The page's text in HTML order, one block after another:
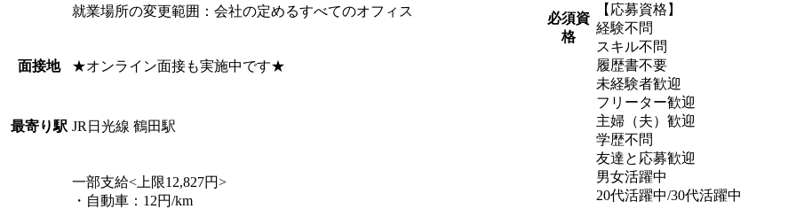
就業場所の変更範囲：会社の定めるすべてのオフィス
面接地 ★オンライン面接も実施中です★
最寄り駅 JR日光線 鶴田駅
一部支給<上限12,827円>
・自動車：12円/km
必須資
格
【応募資格】
経験不問
スキル不問
履歴書不要
未経験者歓迎
フリーター歓迎
主婦（夫）歓迎
学歴不問
友達と応募歓迎
男女活躍中
20代活躍中/30代活躍中